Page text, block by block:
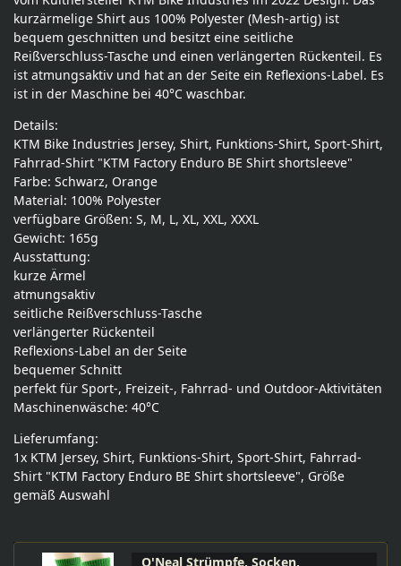
kurzärmelige Shirt aus 100% Polyester (Mesh-artig) ist
bequem geschnitten und besitzt eine seitliche
Reißverschluss-Tasche und einen verlängerten Rückenteil. Es
ist atmungsaktiv und hat an der Seite ein Reflexions-Label. Es
ist in der Maschine bei 40°C waschbar.
Details:
KTM Bike Industries Jersey, Shirt, Funktions-Shirt, Sport-Shirt,
Fahrrad-Shirt "KTM Factory Enduro BE Shirt shortsleeve"
Farbe: Schwarz, Orange
Material: 100% Polyester
verfügbare Größen: S, M, L, XL, XXL, XXXL
Gewicht: 165g
Ausstattung:
kurze Ärmel
atmungsaktiv
seitliche Reißverschluss-Tasche
verlängerter Rückenteil
Reflexions-Label an der Seite
bequemer Schnitt
perfekt für Sport-, Freizeit-, Fahrrad- und Outdoor-Aktivitäten
Maschinenwäsche: 40°C
Lieferumfang:
1x KTM Jersey, Shirt, Funktions-Shirt, Sport-Shirt, Fahrrad-
Shirt "KTM Factory Enduro BE Shirt shortsleeve", Größe
gemäß Auswahl
O'Neal Strümpfe, Socken,